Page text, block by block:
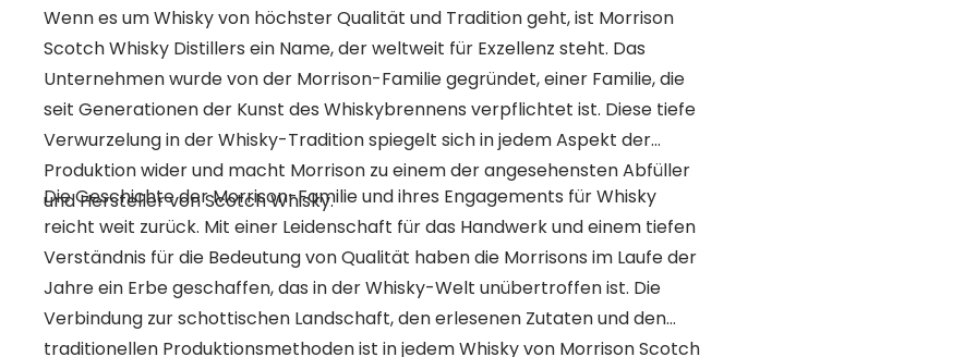
Wenn es um Whisky von höchster Qualität und Tradition geht, ist Morrison
Scotch Whisky Distillers ein Name, der weltweit für Exzellenz steht. Das
Unternehmen wurde von der Morrison-Familie gegründet, einer Familie, die
seit Generationen der Kunst des Whiskybrennens verpflichtet ist. Diese tiefe
Verwurzelung in der Whisky-Tradition spiegelt sich in jedem Aspekt der
Produktion wider und macht Morrison zu einem der angesehensten Abfüller
und Hersteller von Scotch Whisky.
Die Geschichte der Morrison-Familie und ihres Engagements für Whisky
reicht weit zurück. Mit einer Leidenschaft für das Handwerk und einem tiefen
Verständnis für die Bedeutung von Qualität haben die Morrisons im Laufe der
Jahre ein Erbe geschaffen, das in der Whisky-Welt unübertroffen ist. Die
Verbindung zur schottischen Landschaft, den erlesenen Zutaten und den
traditionellen Produktionsmethoden ist in jedem Whisky von Morrison Scotch